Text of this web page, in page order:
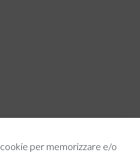
per memorizzare e/o